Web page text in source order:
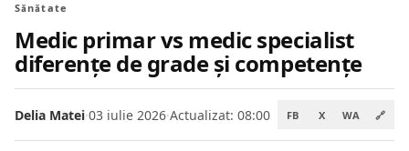
Sănătate
Medic primar vs medic specialist
diferențe de grade și competențe
Delia Matei·03 iulie 2026·Actualizat: 08:00 FB X WA 🔗